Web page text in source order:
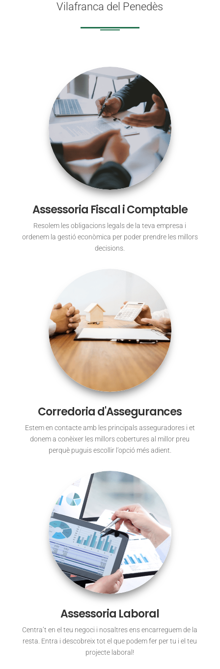
Vilafranca del Penedès
Assessoria Fiscal i Comptable
Resolem les obligacions legals de la teva empresa i
ordenem la gestió econòmica per poder prendre les millors
decisions.
Corredoria d'Assegurances
Estem en contacte amb les principals asseguradores i et
donem a conèixer les millors cobertures al millor preu
perquè puguis escollir l’opció més adient.
Assessoria Laboral
Centra’t en el teu negoci i nosaltres ens encarreguem de la
resta. Entra i descobreix tot el que podem fer per tu i el teu
projecte laboral!